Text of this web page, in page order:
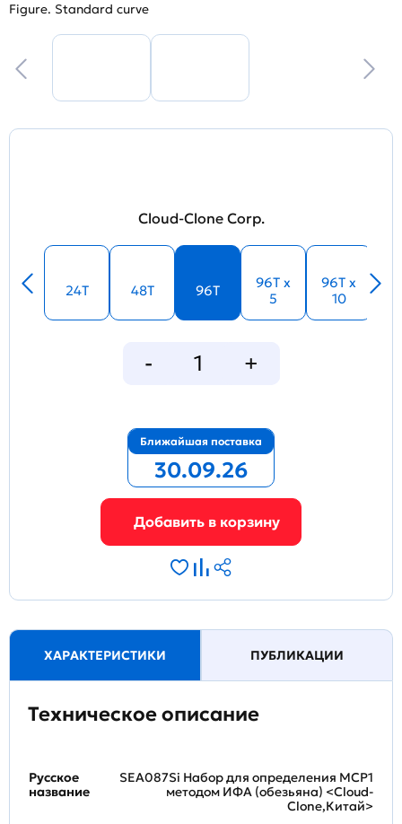
Figure. Standard curve
Cloud-Clone Corp.
24T 48T 96T
96T x
5
96T x
10
Ближайшая поставка
30.09.26
ХАРАКТЕРИСТИКИ ПУБЛИКАЦИИ
Техническое описание
Русское
название
SEA087Si Набор для определения MCP1
методом ИФА (обезьяна) <Cloud-
Clone,Китай>